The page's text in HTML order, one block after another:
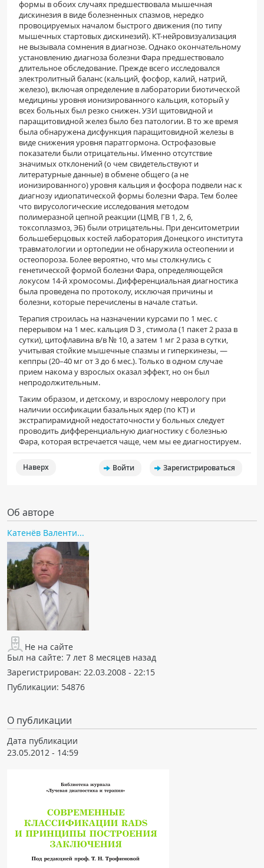
формы в обоих случаях предшествовала мышечная
дискинезия в виде болезненных спазмов, нередко
провоцируемых началом быстрого движения (по типу
мышечных стартовых дискинезий). КТ-нейровизуализация
не вызывала сомнения в диагнозе. Однако окончательному
установлению диагноза болезни Фара предшествовало
длительное обследование. Прежде всего исследовался
электролитный баланс (кальций, фосфор, калий, натрий,
железо), включая определение в лаборатории биотической
медицины уровня ионизированного кальция, который у
всех больных был резко снижен. УЗИ щитовидной и
паращитовидной желез было без патологии. В то же время
была обнаружена дисфункция паращитовидной железы в
виде снижения уровня паратгормона. Острофазовые
показатели были отрицательны. Именно отсутствие
значимых отклонений (о чем свидетельствуют и
литературные данные) в обмене общего (а не
ионизированного) уровня кальция и фосфора подвели нас к
диагнозу идиопатической формы болезни Фара. Тем более
что вирусологические исследования методом
полимеразной цепной реакции (ЦМВ, ГВ 1, 2, 6,
токсоплазмоз, ЭБ) были отрицательны. При денситометрии
большеберцовых костей лаборатория Донецкого института
травматологии и ортопедии не обнаружила остеопении и
остеопороза. Более вероятно, что мы столкнулись с
генетической формой болезни Фара, определяющейся
локусом 14-й хромосомы. Дифференциальная диагностика
была проведена по протоколу, исключая причины и
болезни, которые перечислены в начале статьи.
Терапия строилась на назначении курсами по 1 мес. с
перерывом на 1 мес. кальция D 3 , стимола (1 пакет 2 раза в
сутки), цитофлавина в/в № 10, а затем 1 мг 2 раза в сутки,
учитывая стойкие мышечные спазмы и гиперкинезы, —
кеппры (20–40 мг от 3 до 6 мес.). Только в одном случае
прием накома у взрослых оказал эффект, но он был
непродолжительным.
Таким образом, и детскому, и взрослому неврологу при
наличии оссификации базальных ядер (по КТ) и
экстрапирамидной недостаточности у больных следует
проводить дифференциальную диагностику с болезнью
Фара, которая встречается чаще, чем мы ее диагностируем.
Наверх Войти Зарегистрироваться
Об авторе
Катенёв Валенти...
Не на сайте
Был на сайте: 7 лет 8 месяцев назад
Зарегистрирован: 22.03.2008 - 22:15
Публикации: 54876
О публикации
Дата публикации
23.05.2012 - 14:59